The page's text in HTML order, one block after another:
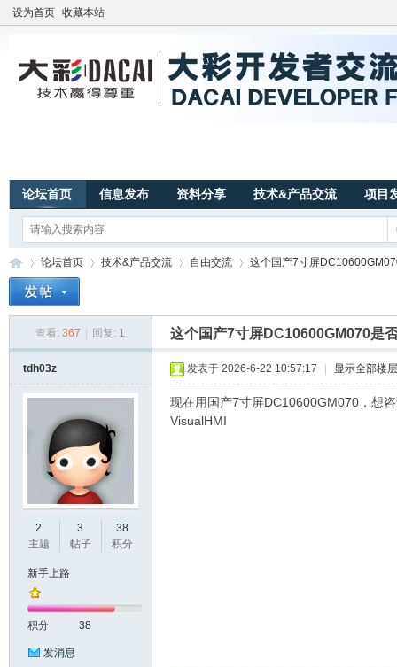
设为首页 收藏本站
论坛首页 信息发布 资料分享 技术&产品交流 项目
论坛首页
›
技术&产品交流
›
自由交流
›
这个国产7寸屏
查看: 367 回复: 1 这个国产7寸屏DC10600GM070是
tdh03z
2
主题
3
帖子
38
积分
新手上路
积分 38
发消息
发表于 2026-6-22 10:57:17 显示全部楼层
现在用国产7寸屏DC10600GM070，想
VisualHMI